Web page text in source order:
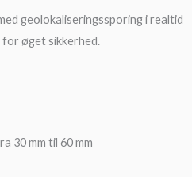
geolokaliseringssporing i realtid
øget sikkerhed.
30 mm til 60 mm